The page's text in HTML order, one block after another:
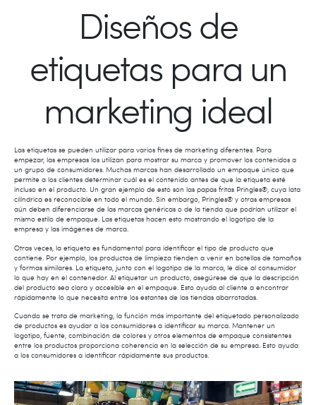
Diseños de
etiquetas para un
marketing ideal
Las etiquetas se pueden utilizar para varios fines de marketing diferentes. Para
empezar, las empresas los utilizan para mostrar su marca y promover los contenidos a
un grupo de consumidores. Muchas marcas han desarrollado un empaque único que
permite a los clientes determinar cuál es el contenido antes de que la etiqueta esté
incluso en el producto. Un gran ejemplo de esto son las papas fritas Pringles®, cuya lata
cilíndrica es reconocible en todo el mundo. Sin embargo, Pringles® y otras empresas
aún deben diferenciarse de las marcas genéricas o de la tienda que podrían utilizar el
mismo estilo de empaque. Las etiquetas hacen esto mostrando el logotipo de la
empresa y las imágenes de marca.
Otras veces, la etiqueta es fundamental para identificar el tipo de producto que
contiene. Por ejemplo, los productos de limpieza tienden a venir en botellas de tamaños
y formas similares. La etiqueta, junto con el logotipo de la marca, le dice al consumidor
lo que hay en el contenedor. Al etiquetar un producto, asegúrese de que la descripción
del producto sea clara y accesible en el empaque. Esto ayuda al cliente a encontrar
rápidamente lo que necesita entre los estantes de las tiendas abarrotadas.
Cuando se trata de marketing, la función más importante del etiquetado personalizado
de productos es ayudar a los consumidores a identificar su marca. Mantener un
logotipo, fuente, combinación de colores y otros elementos de empaque consistentes
entre los productos proporciona coherencia en la selección de su empresa. Esto ayuda
a los consumidores a identificar rápidamente sus productos.